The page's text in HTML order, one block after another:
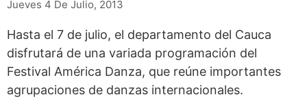
Jueves 4 De Julio, 2013
Hasta el 7 de julio, el departamento del Cauca
disfrutará de una variada programación del
Festival América Danza, que reúne importantes
agrupaciones de danzas internacionales.